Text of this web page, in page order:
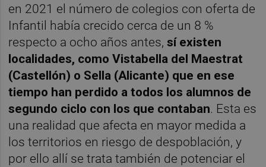
en 2021 el número de colegios con oferta de
Infantil había crecido cerca de un 8 %
respecto a ocho años antes,sí existen
localidades, como Vistabella del Maestrat
(Castellón) o Sella (Alicante) que en ese
tiempo han perdido a todos los alumnos de
segundo ciclo con los que contaban. Esta es
una realidad que afecta en mayor medida a
los territorios en riesgo de despoblación, y
por ello allí se trata también de potenciar el